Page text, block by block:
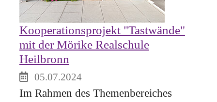
Kooperationsprojekt "Tastwände"
mit der Mörike Realschule
Heilbronn
05.07.2024
Im Rahmen des Themenbereiches